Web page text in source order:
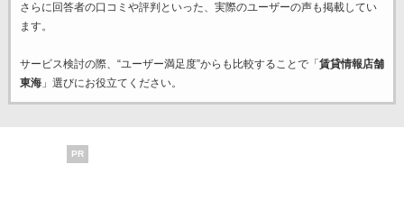
さらに回答者の口コミや評判といった、実際のユーザーの声も掲載してい
ます。
サービス検討の際、“ユーザー満足度”からも比較することで「 賃貸情報店舗
東海」選びにお役立てください。
PR